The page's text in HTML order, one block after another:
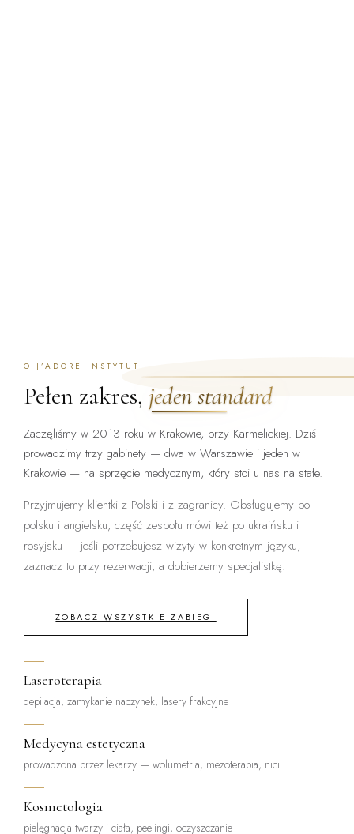
O J’ADORE INSTYTUT
Pełen zakres, jeden standard
Zaczęliśmy w 2013 roku w Krakowie, przy Karmelickiej. Dziś
prowadzimy trzy gabinety — dwa w Warszawie i jeden w
Krakowie — na sprzęcie medycznym, który stoi u nas na stałe.
Przyjmujemy klientki z Polski i z zagranicy. Obsługujemy po
polsku i angielsku, część zespołu mówi też po ukraińsku i
rosyjsku — jeśli potrzebujesz wizyty w konkretnym języku,
zaznacz to przy rezerwacji, a dobierzemy specjalistkę.
ZOBACZ WSZYSTKIE ZABIEGI
Laseroterapia
depilacja, zamykanie naczynek, lasery frakcyjne
Medycyna estetyczna
prowadzona przez lekarzy — wolumetria, mezoterapia, nici
Kosmetologia
pielęgnacja twarzy i ciała, peelingi, oczyszczanie